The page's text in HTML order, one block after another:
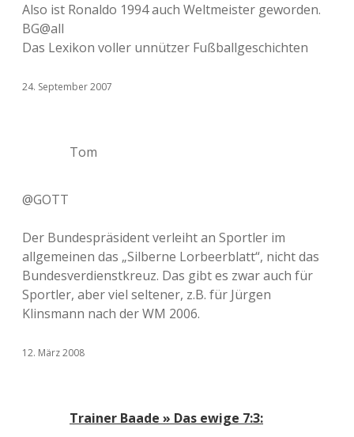
Also ist Ronaldo 1994 auch Weltmeister geworden.
BG@all
Das Lexikon voller unnützer Fußballgeschichten
24. September 2007
Tom
@GOTT
Der Bundespräsident verleiht an Sportler im
allgemeinen das „Silberne Lorbeerblatt“, nicht das
Bundesverdienstkreuz. Das gibt es zwar auch für
Sportler, aber viel seltener, z.B. für Jürgen
Klinsmann nach der WM 2006.
12. März 2008
Trainer Baade » Das ewige 7:3: